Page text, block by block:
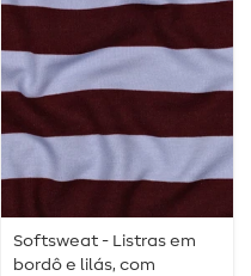
Softsweat - Listras em
bordô e lilás, com